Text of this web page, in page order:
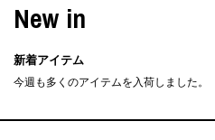
New in
新着アイテム
今週も多くのアイテムを入荷しました。